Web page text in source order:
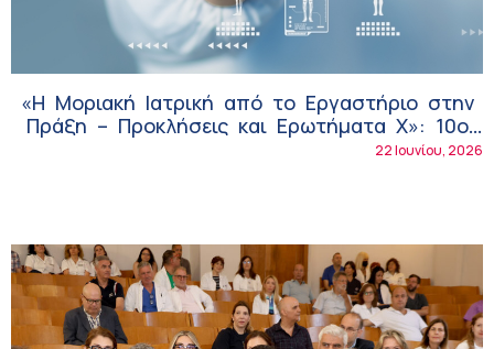
«Η Μοριακή Ιατρική από το Εργαστήριο στην
Πράξη – Προκλήσεις και Ερωτήματα Χ»: 10ο
Πανελλήνιο Συνέδριο από το Ινστιτούτο
22 Ιουνίου, 2026